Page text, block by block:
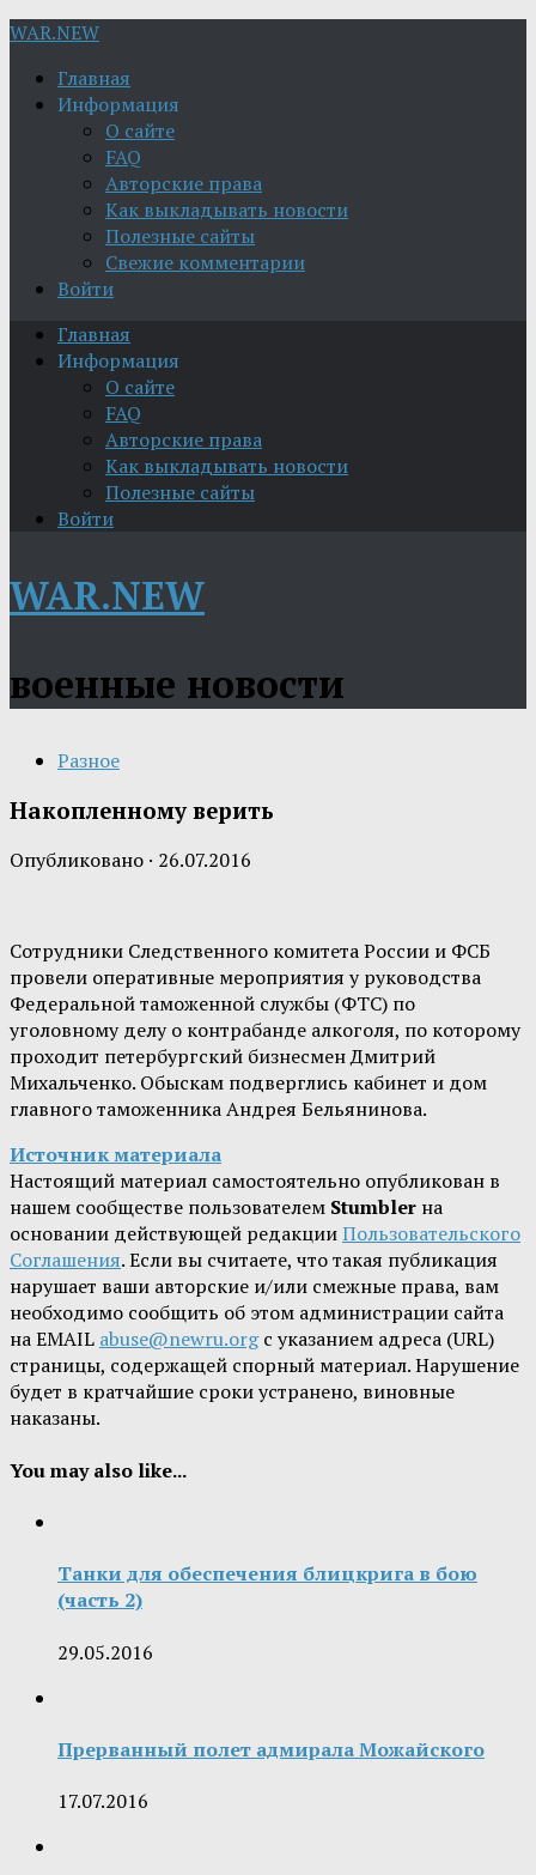
WAR.NEW
Главная
Информация
О сайте
FAQ
Авторские права
Как выкладывать новости
Полезные сайты
Свежие комментарии
Войти
Главная
Информация
О сайте
FAQ
Авторские права
Как выкладывать новости
Полезные сайты
Войти
WAR.NEW
военные новости
Разное
Накопленному верить
Опубликовано · 26.07.2016
Сотрудники Следственного комитета России и ФСБ
провели оперативные мероприятия у руководства
Федеральной таможенной службы (ФТС) по
уголовному делу о контрабанде алкоголя, по которому
проходит петербургский бизнесмен Дмитрий
Михальченко. Обыскам подверглись кабинет и дом
главного таможенника Андрея Бельянинова.
Источник материала
Настоящий материал самостоятельно опубликован в
нашем сообществе пользователем Stumbler на
основании действующей редакцииПользовательского
Соглашения. Если вы считаете, что такая публикация
нарушает ваши авторские и/или смежные права, вам
необходимо сообщить об этом администрации сайта
на EMAIL abuse@newru.orgс указанием адреса (URL)
страницы, содержащей спорный материал. Нарушение
будет в кратчайшие сроки устранено, виновные
наказаны.
You may also like...
Танки для обеспечения блицкрига в бою
(часть 2)
29.05.2016
Прерванный полет адмирала Можайского
17.07.2016